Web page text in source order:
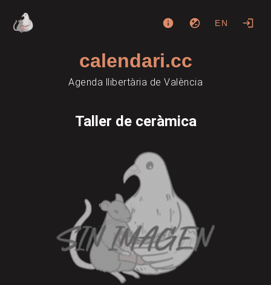
EN
calendari.cc
Agenda llibertària de València
Taller de ceràmica